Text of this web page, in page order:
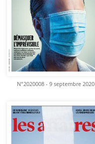
N°2020008 - 9 septembre 2020